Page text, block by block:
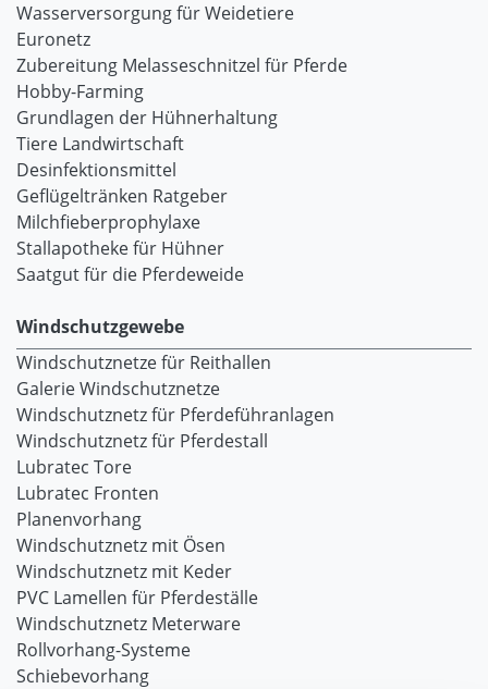
Wasserversorgung für Weidetiere
Euronetz
Zubereitung Melasseschnitzel für Pferde
Hobby-Farming
Grundlagen der Hühnerhaltung
Tiere Landwirtschaft
Desinfektionsmittel
Geflügeltränken Ratgeber
Milchfieberprophylaxe
Stallapotheke für Hühner
Saatgut für die Pferdeweide
Windschutzgewebe
Windschutznetze für Reithallen
Galerie Windschutznetze
Windschutznetz für Pferdeführanlagen
Windschutznetz für Pferdestall
Lubratec Tore
Lubratec Fronten
Planenvorhang
Windschutznetz mit Ösen
Windschutznetz mit Keder
PVC Lamellen für Pferdeställe
Windschutznetz Meterware
Rollvorhang-Systeme
Schiebevorhang